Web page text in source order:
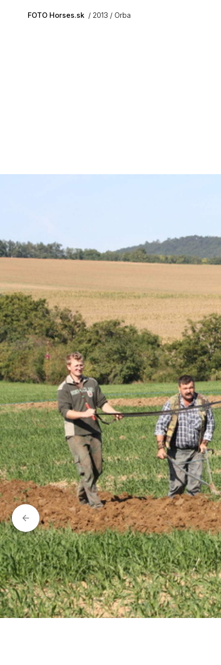
FOTO Horses.sk 2013 Orba